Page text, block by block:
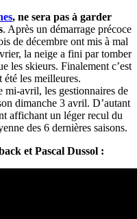
, ne sera pas à garder
. Après un démarrage précoce
de décembre ont mis à mal
la neige a fini par tomber
les skieurs. Finalement c’est
les meilleures.
mi-avril, les gestionnaires de
dimanche 3 avril. D’autant
affichant un léger recul du
des 6 dernières saisons.
et Pascal Dussol :